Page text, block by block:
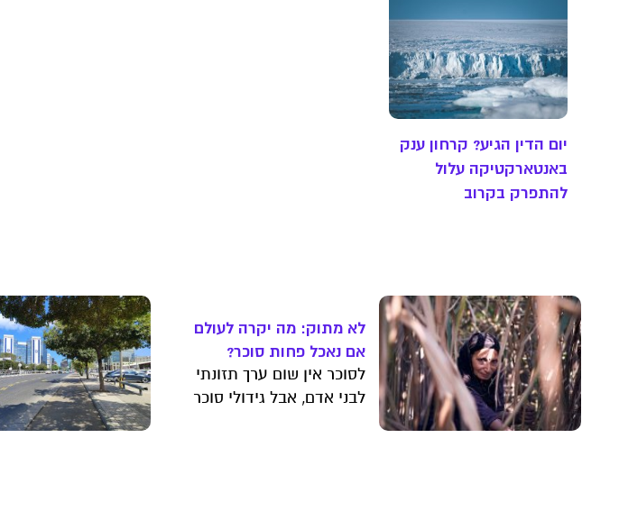
יום הדין הגיע? קרחון ענק
באנטארקטיקה עלול
להתפרק בקרוב
לא מתוק: מה יקרה לעולם
אם נאכל פחות סוכר?
לסוכר אין שום ערך תזונתי
לבני אדם, אבל גידולי סוכר